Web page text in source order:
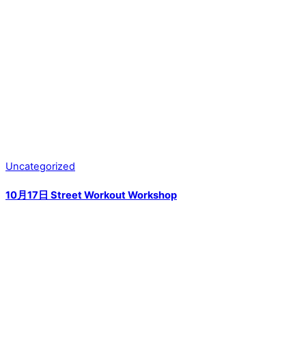
Uncategorized
10月17日 Street Workout Workshop